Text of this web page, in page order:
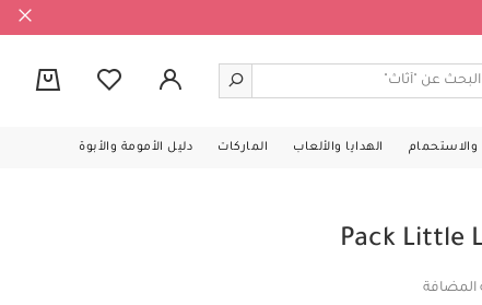
والاستحمام الهدايا والألعاب الماركات دليل الأمومة والأبوة
المضافة